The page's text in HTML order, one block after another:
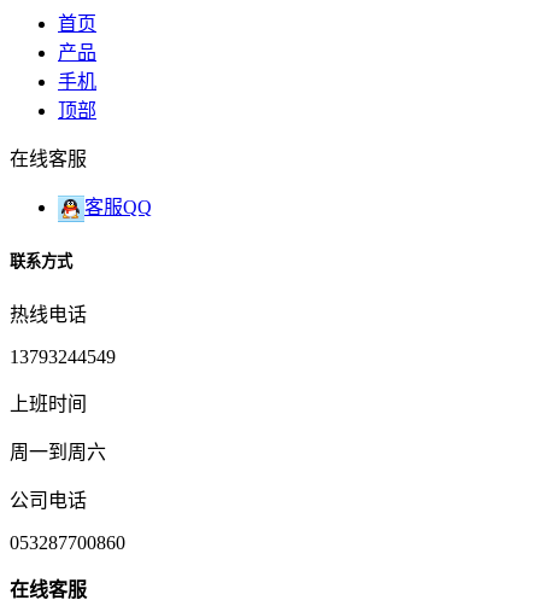
首页
产品
手机
顶部
在线客服
客服QQ
联系方式
热线电话
13793244549
上班时间
周一到周六
公司电话
053287700860
在线客服